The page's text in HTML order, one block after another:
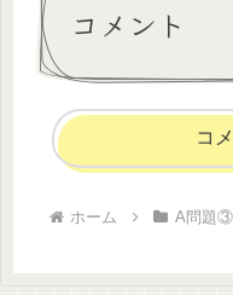
コメント
コ
ホーム A問題③